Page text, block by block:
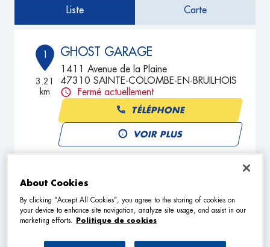
Liste Carte
1
3.21
km
GHOST GARAGE
1411 Avenue de la Plaine
47310 SAINTE-COLOMBE-EN-BRUILHOIS
Fermé actuellement
TÉLÉPHONE
VOIR PLUS
2
16.74
km
CARROSSERIE LAGARDE
Garenne
47220 FALS
Fermé actuellement
TÉLÉPHONE
About Cookies
By clicking “Accept All Cookies”, you agree to the storing of cookies on
your device to enhance site navigation, analyze site usage, and assist in our
marketing efforts.
Politique de cookies